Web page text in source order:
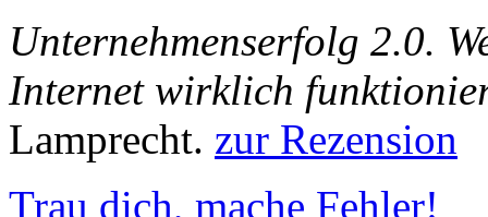
Unternehmenserfolg 2.0.
Internet wirklich
Lamprecht. zur Rezension
Trau dich, mache Fehler!